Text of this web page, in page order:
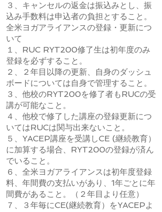
３、キャンセルの返金は振込みとし、振
込み手数料は申込者の負担とすること。
全米ヨガアライアンスの登録・更新につ
いて
１、RUC RYT200修了生は初年度のみ
登録を必ずすること。
２、２年目以降の更新、自身のダッシュ
ボードについては自身で管理すること。
３、他校のRYT200を修了者もRUCの受
講が可能なこと。
４、他校で修了した講座の登録更新につ
いてはRUCは関与出来ないこと。
５、YACEP講座を受講しCE (継続教育）
に加算する場合、RYT200の登録が済ん
でいること。
６、全米ヨガアライアンスは初年度登録
料、年間費の支払いがあり、1年ごとに年
間費があること。（２年目より任意）
７、３年毎にCE(継続教育）をYACEPよ